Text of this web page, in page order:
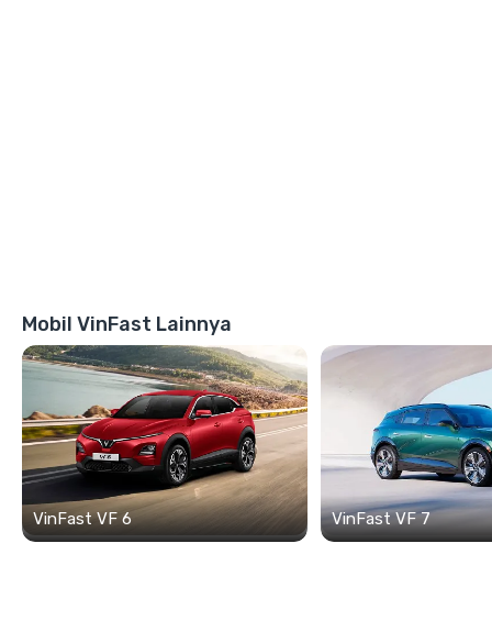
Mobil VinFast Lainnya
VinFast VF 6 VinFast VF 7